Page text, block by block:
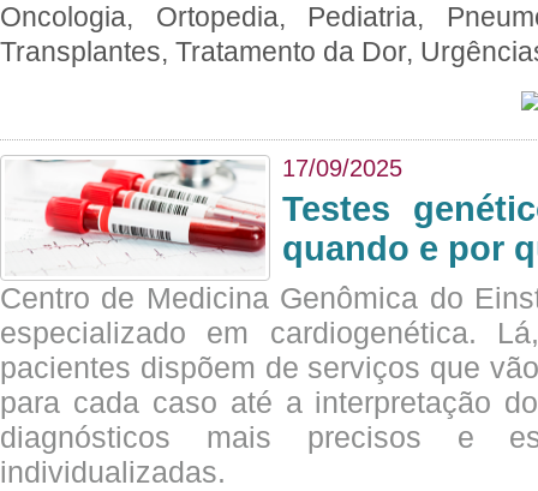
Oncologia, Ortopedia, Pediatria,
Transplantes, Tratamento da Dor,
17/09/2025
Testes
quando e por
Centro de Medicina Genômica do
especializado em cardiogenética.
pacientes dispõem de serviços que
para cada caso até a interpretação
diagnósticos mais precisos e
individualizadas.